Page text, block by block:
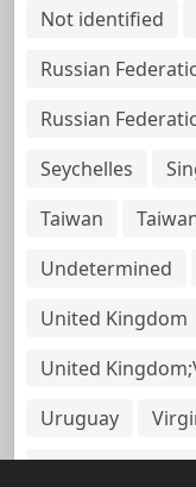
Not identified
Russian
Russian
Seychelles
Taiwan
Undetermined
United Kingdom
United
Uruguay
Virgin Islands,